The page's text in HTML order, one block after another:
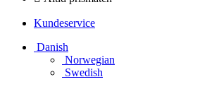
Kundeservice
Danish
Norwegian
Swedish